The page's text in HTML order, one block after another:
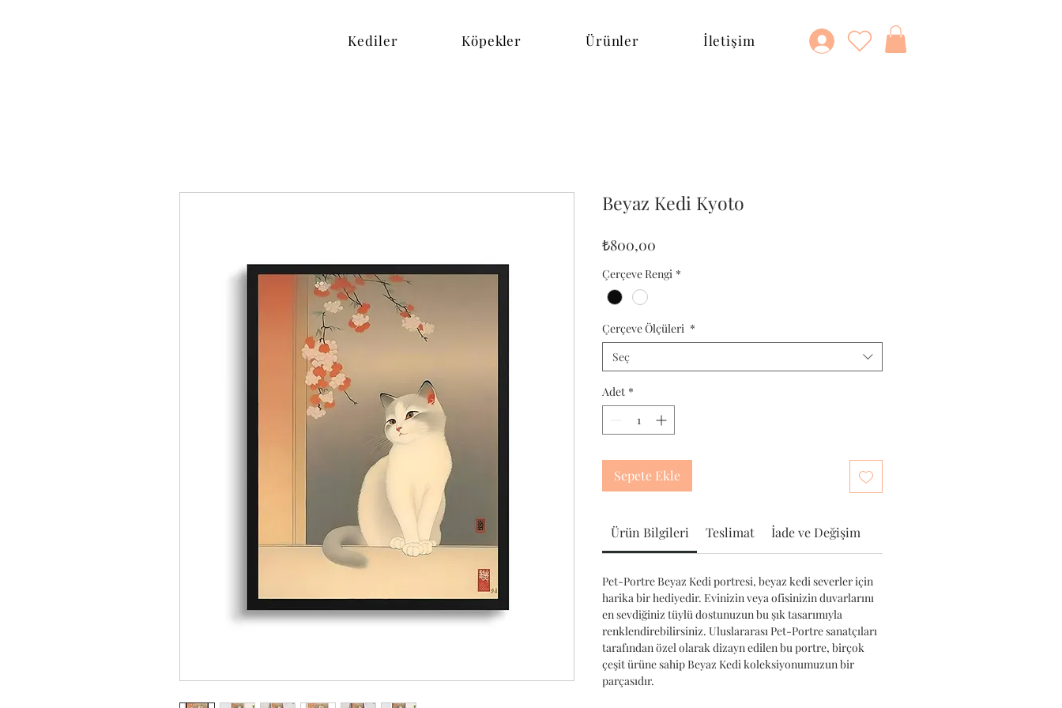
Kediler Köpekler Ürünler İletişim
Beyaz Kedi Kyoto
₺800,00
Çerçeve Rengi *
Çerçeve Ölçüleri *
Seç
Adet *
Sepete Ekle
Ürün Bilgileri Teslimat İade ve Değişim
Pet-Portre Beyaz Kedi portresi, beyaz kedi severler için
harika bir hediyedir. Evinizin veya ofisinizin duvarlarını
en sevdiğiniz tüylü dostunuzun bu şık tasarımıyla
renklendirebilirsiniz. Uluslararası Pet-Portre sanatçıları
tarafından özel olarak dizayn edilen bu portre, birçok
çeşit ürüne sahip Beyaz Kedi koleksiyonumuzun bir
parçasıdır.